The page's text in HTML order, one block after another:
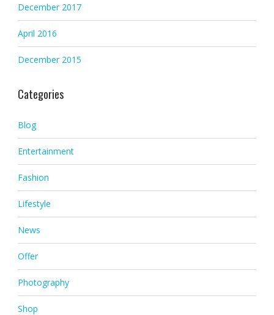
December 2017
April 2016
December 2015
Categories
Blog
Entertainment
Fashion
Lifestyle
News
Offer
Photography
Shop